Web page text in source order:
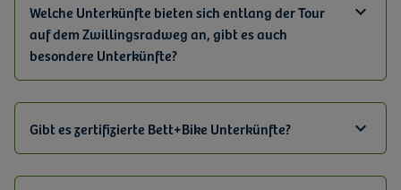
Welche Unterkünfte bieten sich entlang der Tour
auf dem Zwillingsradweg an, gibt es auch
besondere Unterkünfte?
Gibt es zertifizierte Bett+Bike Unterkünfte?